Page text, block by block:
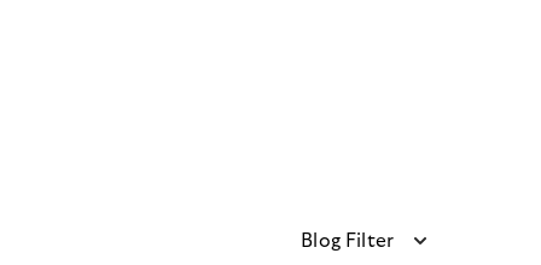
Blog Filter